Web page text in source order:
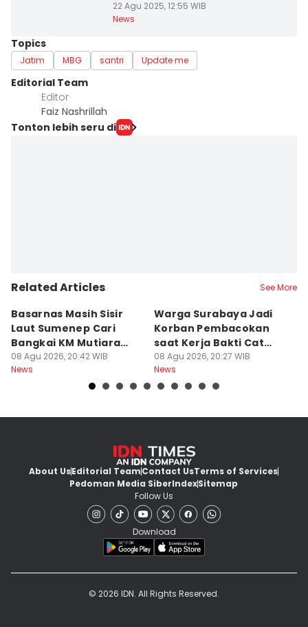
22 Agu 2025, 12:55 WIB
News
Topics
Jatim MBG santri Update me
Editorial Team
Editor
Faiz Nashrillah
Tonton lebih seru di
Related Articles See More
Basarnas Masih Sisir
Laut Sumenep Cari
Bangkai KM Mutiara
Sentosa II
08 Agu 2026, 20:42 WIB
News
Warga Surabaya Jadi
Korban Pembacokan
saat Kerja Bakti Cat
Gapura
08 Agu 2026, 20:27 WIB
News
About UsEditorial TeamContact UsTerms of Services
Pedoman Media SiberIndexSitemap
Follow Us
Download
© 2026 IDN. All Rights Reserved.